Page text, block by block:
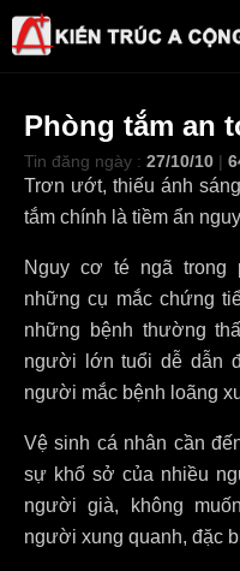
Phòng tắm an
Tin đăng ngày : 27/10/10 |
Trơn ướt, thiếu ánh
tắm chính là tiềm ẩn
Nguy cơ té ngã trong
những cụ mắc chứng
những bệnh thường
người lớn tuổi dễ dẫn
người mắc bệnh loãng
Vệ sinh cá nhân cần
sự khổ sở của nhiều
người già, không
người xung quanh, đặc